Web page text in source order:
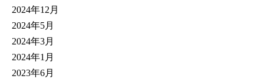
2024年12月
2024年5月
2024年3月
2024年1月
2023年6月